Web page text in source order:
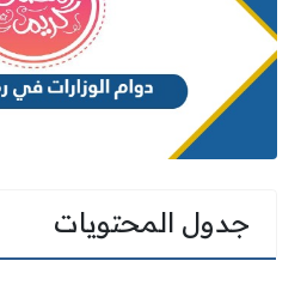
جدول المحتويات